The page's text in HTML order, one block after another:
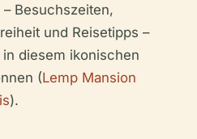
Besuchszeiten,
und Reisetipps –
diesem ikonischen
(Lemp Mansion
).